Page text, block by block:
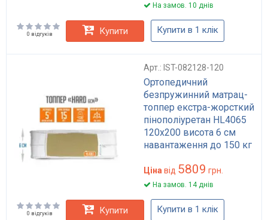
На замов. 10 днів
0 відгуків Купити Купити в 1 клік
Арт.: IST-082128-120
Ортопедичний
безпружинний матрац-
топпер екстра-жорсткий
пінополіуретан HL4065
120x200 висота 6 см
навантаження до 150 кг
Ціна від 5809 грн.
На замов. 14 днів
0 відгуків Купити Купити в 1 клік